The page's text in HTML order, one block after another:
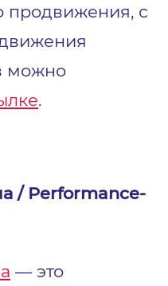
продвижения, с
можно
.
/ Performance-
— это